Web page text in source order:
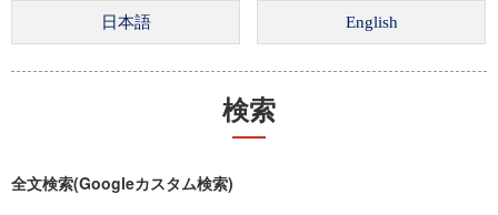
検索
全文検索(Googleカスタム検索)